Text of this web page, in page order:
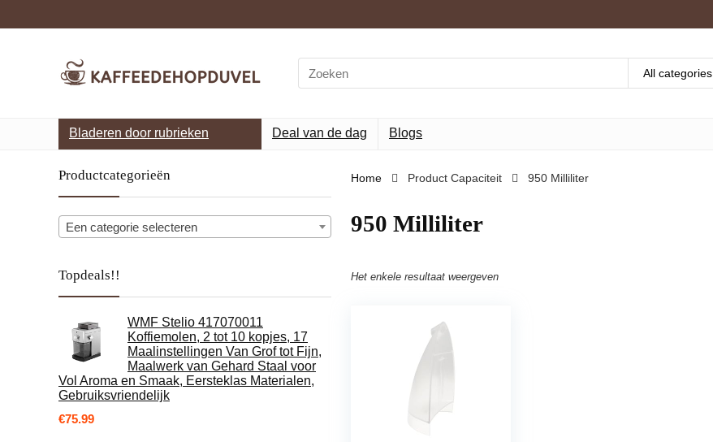
Search
for:
All categories
Bladeren door rubrieken Deal van de dag Blogs
Productcategorieën
Een categorie selecteren
Topdeals!!
WMF Stelio 417070011
Koffiemolen, 2 tot 10 kopjes, 17
Maalinstellingen Van Grof tot Fijn,
Maalwerk van Gehard Staal voor
Vol Aroma en Smaak, Eersteklas Materialen,
Gebruiksvriendelijk
€75.99
Home Product Capaciteit ‎950 Milliliter
‎950 Milliliter
Het enkele resultaat weergeven